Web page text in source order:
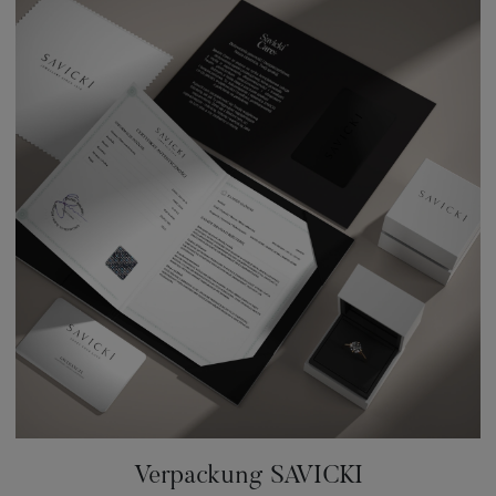
Verpackung SAVICKI